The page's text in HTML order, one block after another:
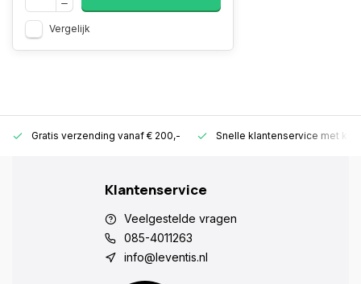
Vergelijk
Gratis verzending vanaf € 200,- Snelle klantenservice met
Klantenservice
Veelgestelde vragen
085-4011263
info@leventis.nl